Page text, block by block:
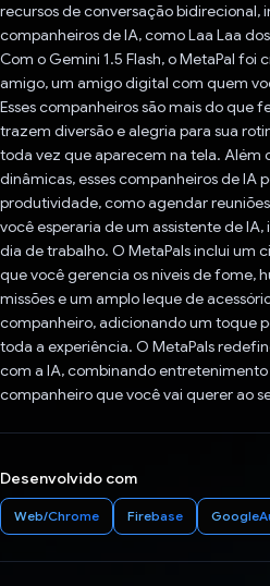
recursos de conversação
companheiros de IA, como Laa Laa
Com o Gemini 1.5 Flash, o MetaPal foi
amigo, um amigo digital com quem
Esses companheiros são mais do que
trazem diversão e alegria para sua
toda vez que aparecem na tela. Além
dinâmicas, esses companheiros de IA
produtividade, como agendar
você esperaria de um assistente de
dia de trabalho. O MetaPals inclui um
que você gerencia os níveis de fome,
missões e um amplo leque de
companheiro, adicionando um toque
toda a experiência. O MetaPals
com a IA, combinando
companheiro que você vai querer ao
Desenvolvido com
Web/Chrome Firebase